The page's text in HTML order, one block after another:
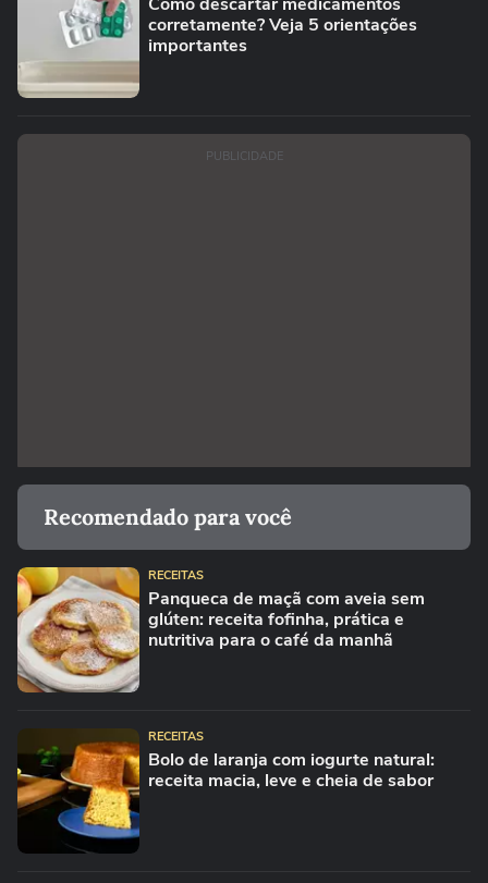
corretamente? Veja 5 orientações
importantes
PUBLICIDADE
Recomendado para você
RECEITAS
Panqueca de maçã com aveia sem
glúten: receita fofinha, prática e
nutritiva para o café da manhã
RECEITAS
Bolo de laranja com iogurte natural:
receita macia, leve e cheia de sabor